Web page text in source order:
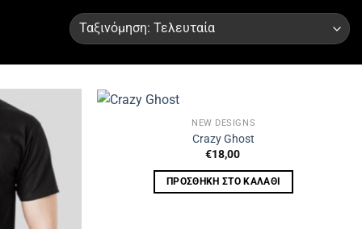
NEW DESIGNS
Crazy Ghost
€18,00
ΠΡΟΣΘΉΚΗ ΣΤΟ ΚΑΛΆΘΙ